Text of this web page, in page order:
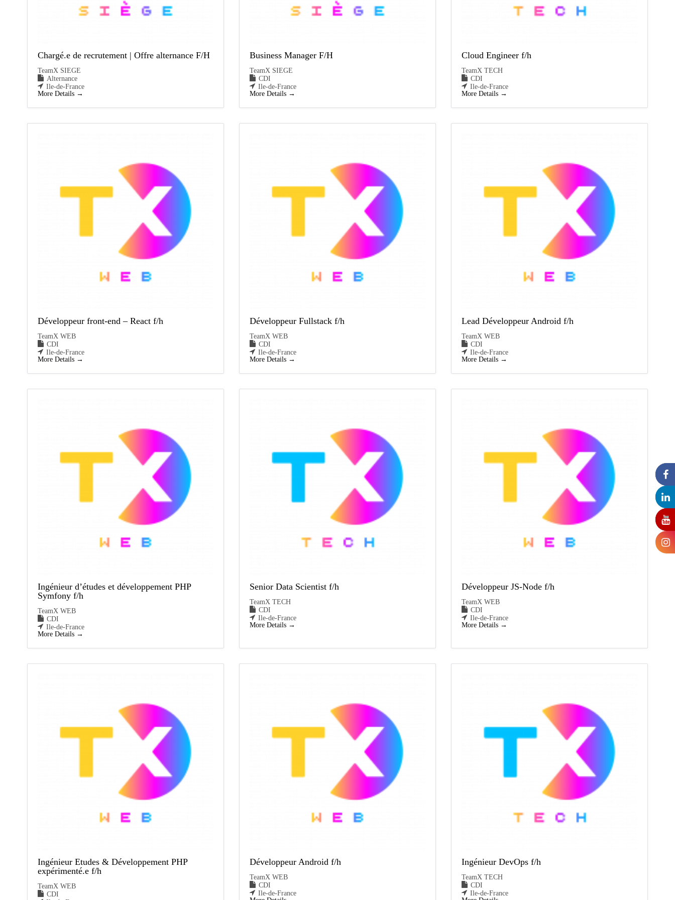
Chargé.e de recrutement | Offre alternance F/H
TeamX SIEGE
Alternance
Ile-de-France
More Details
Business Manager F/H
TeamX SIEGE
CDI
Ile-de-France
More Details
Cloud Engineer f/h
TeamX TECH
CDI
Ile-de-France
More Details
Développeur front-end – React f/h
TeamX WEB
CDI
Ile-de-France
More Details
Développeur Fullstack f/h
TeamX WEB
CDI
Ile-de-France
More Details
Lead Développeur Android f/h
TeamX WEB
CDI
Ile-de-France
More Details
Ingénieur d’études et développement PHP
Symfony f/h
TeamX WEB
CDI
Ile-de-France
More Details
Senior Data Scientist f/h
TeamX TECH
CDI
Ile-de-France
More Details
Développeur JS-Node f/h
TeamX WEB
CDI
Ile-de-France
More Details
Ingénieur Etudes & Développement PHP
expérimenté.e f/h
TeamX WEB
CDI
Développeur Android f/h
TeamX WEB
CDI
Ile-de-France
Ingénieur DevOps f/h
TeamX TECH
CDI
Ile-de-France